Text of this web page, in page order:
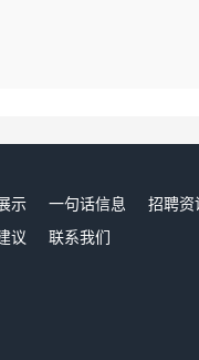
示 一句话信息 招聘资
议 联系我们